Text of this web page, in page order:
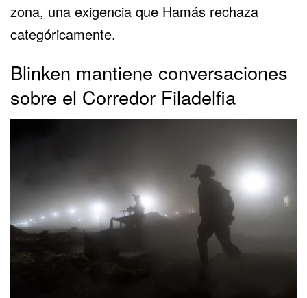
zona, una exigencia que Hamás rechaza
categóricamente.
Blinken mantiene conversaciones
sobre el Corredor Filadelfia